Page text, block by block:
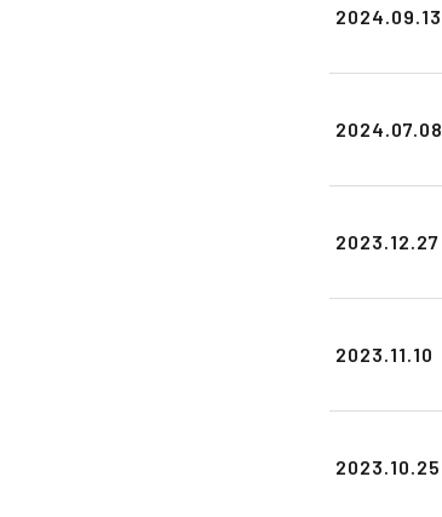
2024.09.13
2024.07.08
2023.12.27
2023.11.10
2023.10.25